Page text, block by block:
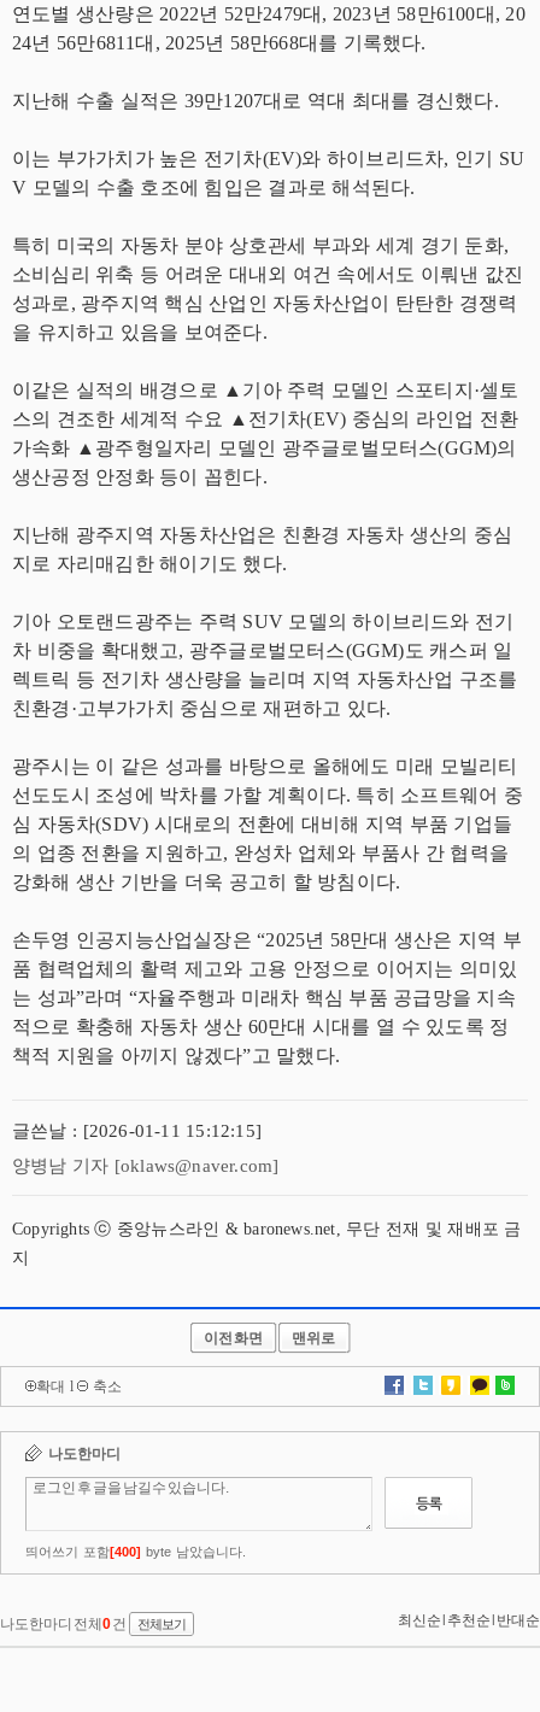
연도별 생산량은 2022년 52만2479대, 2023년 58만6100대, 20
24년 56만6811대, 2025년 58만668대를 기록했다.
지난해 수출 실적은 39만1207대로 역대 최대를 경신했다.
이는 부가가치가 높은 전기차(EV)와 하이브리드차, 인기 SU
V 모델의 수출 호조에 힘입은 결과로 해석된다.
특히 미국의 자동차 분야 상호관세 부과와 세계 경기 둔화,
소비심리 위축 등 어려운 대내외 여건 속에서도 이뤄낸 값진
성과로, 광주지역 핵심 산업인 자동차산업이 탄탄한 경쟁력
을 유지하고 있음을 보여준다.
이같은 실적의 배경으로 ▲기아 주력 모델인 스포티지·셀토
스의 견조한 세계적 수요 ▲전기차(EV) 중심의 라인업 전환
가속화 ▲광주형일자리 모델인 광주글로벌모터스(GGM)의
생산공정 안정화 등이 꼽힌다.
지난해 광주지역 자동차산업은 친환경 자동차 생산의 중심
지로 자리매김한 해이기도 했다.
기아 오토랜드광주는 주력 SUV 모델의 하이브리드와 전기
차 비중을 확대했고, 광주글로벌모터스(GGM)도 캐스퍼 일
렉트릭 등 전기차 생산량을 늘리며 지역 자동차산업 구조를
친환경·고부가가치 중심으로 재편하고 있다.
광주시는 이 같은 성과를 바탕으로 올해에도 미래 모빌리티
선도도시 조성에 박차를 가할 계획이다. 특히 소프트웨어 중
심 자동차(SDV) 시대로의 전환에 대비해 지역 부품 기업들
의 업종 전환을 지원하고, 완성차 업체와 부품사 간 협력을
강화해 생산 기반을 더욱 공고히 할 방침이다.
손두영 인공지능산업실장은 “2025년 58만대 생산은 지역 부
품 협력업체의 활력 제고와 고용 안정으로 이어지는 의미있
는 성과”라며 “자율주행과 미래차 핵심 부품 공급망을 지속
적으로 확충해 자동차 생산 60만대 시대를 열 수 있도록 정
책적 지원을 아끼지 않겠다”고 말했다.
글쓴날 : [2026-01-11 15:12:15]
양병남 기자 [oklaws@naver.com]
Copyrights ⓒ 중앙뉴스라인 & baronews.net, 무단 전재 및 재배포 금
지
이전화면 맨위로
확대 l 축소